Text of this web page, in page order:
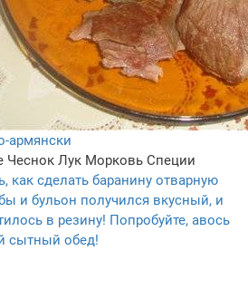
армянски
Чеснок Лук Морковь Специи
как сделать баранину отварную
и бульон получился вкусный, и
в резину! Попробуйте, авось
сытный обед!